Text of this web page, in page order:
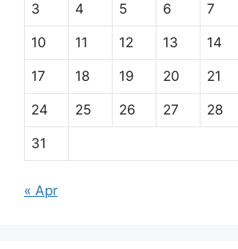
3 4 5 6 7
10 11 12 13 14
17 18 19 20 21
24 25 26 27 28
31
« Apr